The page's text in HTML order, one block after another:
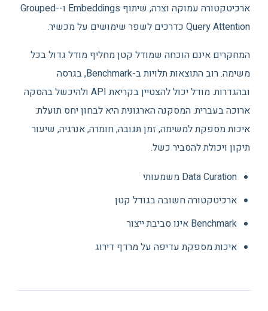
ארכיטקטורה עמוקה וצרה, שיתוף Embeddings ו-Grouped-
Query Attention כדרכים לשפר שימושים על מכשיר.
המחקרים אינם הוכחה שמודל קטן מחליף מודל גדול בכל
משימה. רוב התוצאות תלויות ב-Benchmark, בגרסה
ובהגדרות. מודל יכול להצטיין בקריאת API ולהיכשל בהסקה
ארוכה בעברית. המסקנה הארגונית היא לבחון יחס תועלת:
איכות מספקת למשימה, זמן תגובה, חומרה, אנרגיה, שיעור
תיקון ויכולת להסביר כשל.
Data Curation משמעותי
ארכיטקטורה חשובה בגודל קטן
Benchmark אינו סביבת ייצור
איכות מספקת עדיפה על מרדף דירוג